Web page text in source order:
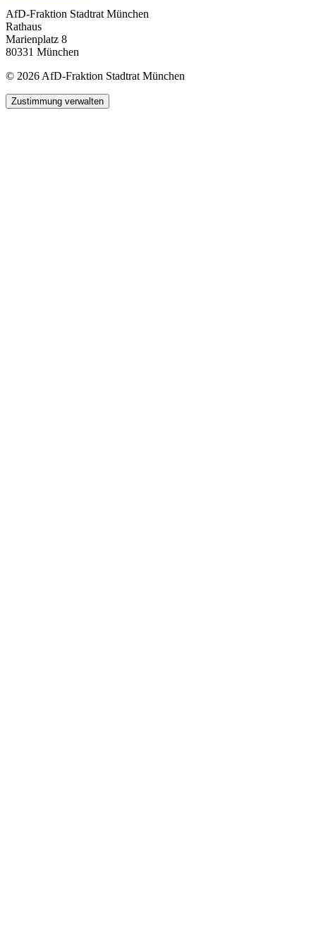
AfD-Fraktion Stadtrat München
Rathaus
Marienplatz 8
80331 München
© 2026 AfD-Fraktion Stadtrat München
Zustimmung verwalten